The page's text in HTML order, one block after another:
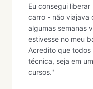
Eu consegui
carro - não viajava
algumas semanas
estivesse no meu
Acredito que
técnica, seja em
cursos."